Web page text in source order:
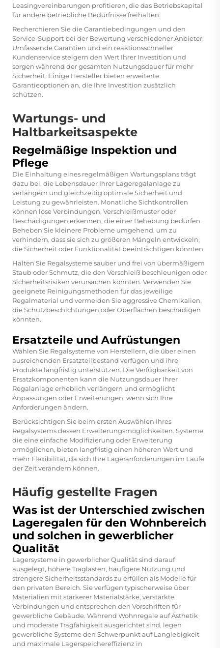
Leasingvereinbarungen profitieren, die das Betriebskapital
für andere betriebliche Bedürfnisse freihalten.
Recherchieren Sie die Garantiebedingungen und den
Service-Support bei der Bewertung verschiedener Anbieter.
Umfassende Garantien und ein reaktionsschneller
Kundenservice steigern den Wert Ihrer Investition und
sorgen während der gesamten Nutzungsdauer für mehr
Sicherheit. Einige Hersteller bieten erweiterte
Garantieoptionen an, die Ihre Investition zusätzlich
schützen.
Wartungs- und
Haltbarkeitsaspekte
Regelmäßige Inspektion und
Pflege
Die Einhaltung eines regelmäßigen Wartungsplans trägt
dazu bei, die Lebensdauer Ihrer Lageregalanlage zu
verlängern und gleichzeitig optimale Sicherheit und
Leistung zu gewährleisten. Monatliche Sichtkontrollen
können lose Verbindungen, Verschleißmuster oder
Beschädigungen erkennen, die einer Behebung bedürfen.
Beheben Sie kleinere Probleme umgehend, um zu
verhindern, dass sie sich zu größeren Mängeln entwickeln,
die Sicherheit oder Funktionalität beeinträchtigen könnten.
Halten Sie Regalsysteme sauber und frei von übermäßigem
Staub oder Schmutz, die den Verschleiß beschleunigen oder
Sicherheitsrisiken verursachen könnten. Verwenden Sie
geeignete Reinigungsmethoden für das jeweilige
Regalmaterial und vermeiden Sie aggressive Chemikalien,
die Schutzbeschichtungen oder Oberflächen beschädigen
könnten.
Ersatzteile und Aufrüstungen
Wählen Sie Regalsysteme von Herstellern, die über einen
ausreichenden Ersatzteilbestand verfügen und ihre
Produkte langfristig unterstützen. Die Verfügbarkeit von
Ersatzkomponenten kann die Nutzungsdauer Ihrer
Regalanlage erheblich verlängern und ermöglicht
Anpassungen oder Erweiterungen, wenn sich Ihre
Anforderungen ändern.
Berücksichtigen Sie beim ersten Auswählen Ihres
Regalsystems dessen Erweiterungsmöglichkeiten. Systeme,
die eine einfache Modifizierung oder Erweiterung
ermöglichen, bieten langfristig einen höheren Wert und
mehr Flexibilität, da sich Ihre Lageranforderungen im Laufe
der Zeit verändern können.
Häufig gestellte Fragen
Was ist der Unterschied zwischen
Lageregalen für den Wohnbereich
und solchen in gewerblicher
Qualität
Lagersysteme in gewerblicher Qualität sind darauf
ausgelegt, höhere Traglasten, häufigere Nutzung und
strengere Sicherheitsstandards zu erfüllen als Modelle für
den privaten Bereich. Sie verfügen typischerweise über
Materialien mit stärkerer Materialstärke, verstärkte
Verbindungen und entsprechen den Vorschriften für
gewerbliche Gebäude. Während Wohnregale auf Ästhetik
und moderate Tragfähigkeit ausgerichtet sind, legen
gewerbliche Systeme den Schwerpunkt auf Langlebigkeit
und maximale Lagerspeichereffizienz in